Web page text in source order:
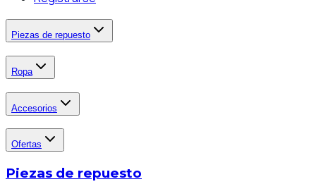
Piezas de repuesto
Ropa
Accesorios
Ofertas
Piezas de repuesto